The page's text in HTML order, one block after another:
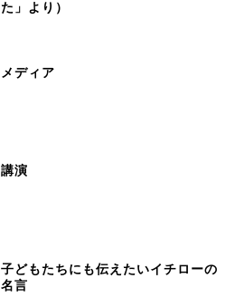
た」より）
メディア
講演
子どもたちにも伝えたいイチローの
名言